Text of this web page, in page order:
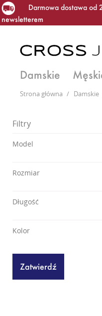
Darmowa dostawa od
newsletterem
Damskie
Strona główna / Damskie
Filtry
Model
Rozmiar
Długość
Kolor